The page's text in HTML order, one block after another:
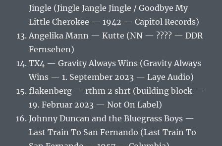
Jingle (Jingle Jangle Jingle / Goodbye My
Little Cherokee — 1942 — Capitol Records)
Angelika Mann — Kutte (NN — ???? — DDR
Fernsehen)
TX4 — Gravity Always Wins (Gravity Always
Wins — 1. September 2023 — Laye Audio)
flakenberg — rthm 2 shrt (building block —
19. Februar 2023 — Not On Label)
Johnny Duncan and the Bluegrass Boys —
Last Train To San Fernando (Last Train To